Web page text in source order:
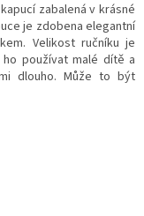
zabalená v krásné
je zdobena elegantní
Velikost ručníku je
používat malé dítě a
dlouho. Může to být